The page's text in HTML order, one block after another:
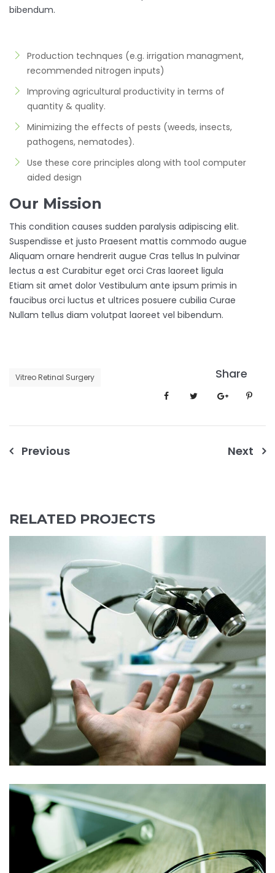
bibendum.
Production technques (e.g. irrigation managment,
recommended nitrogen inputs)
Improving agricultural productivity in terms of
quantity & quality.
Minimizing the effects of pests (weeds, insects,
pathogens, nematodes).
Use these core principles along with tool computer
aided design
Our Mission
This condition causes sudden paralysis adipiscing elit.
Suspendisse et justo Praesent mattis commodo augue
Aliquam ornare hendrerit augue Cras tellus In pulvinar
lectus a est Curabitur eget orci Cras laoreet ligula
Etiam sit amet dolor Vestibulum ante ipsum primis in
faucibus orci luctus et ultrices posuere cubilia Curae
Nullam tellus diam volutpat laoreet vel bibendum.
Vitreo Retinal Surgery Share
Post
Previous Next
RELATED PROJECTS